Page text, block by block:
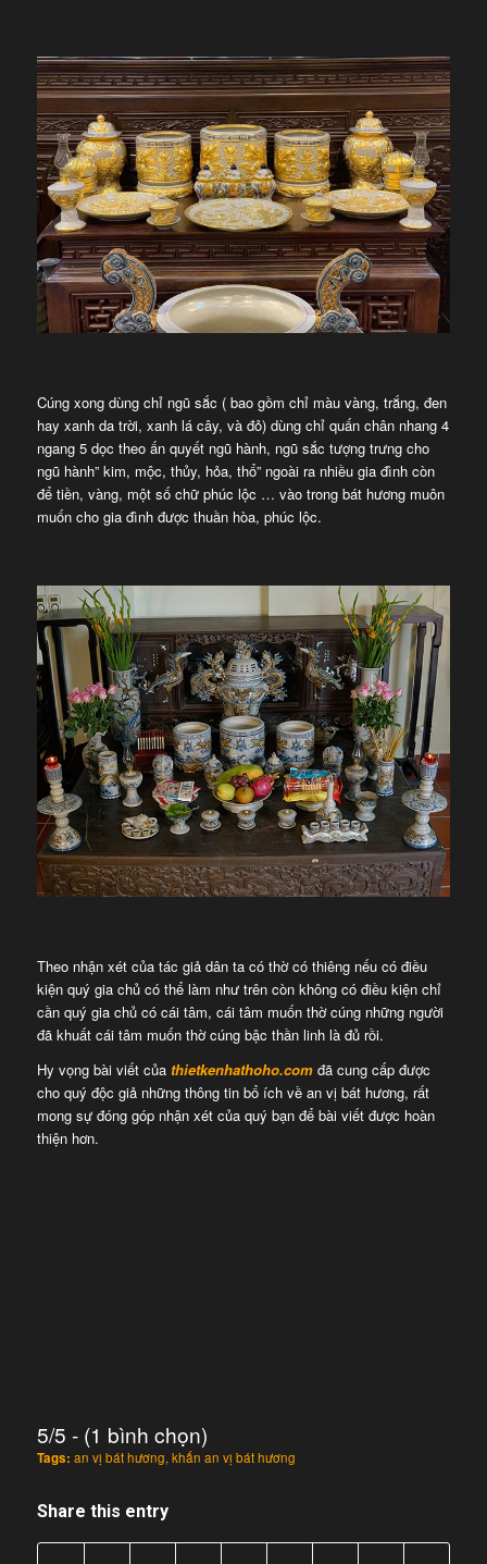
Cúng xong dùng chỉ ngũ sắc ( bao gồm chỉ màu vàng, trắng, đen
hay xanh da trời, xanh lá cây, và đỏ) dùng chỉ quấn chân nhang 4
ngang 5 dọc theo ấn quyết ngũ hành, ngũ sắc tượng trưng cho
ngũ hành” kim, mộc, thủy, hỏa, thổ” ngoài ra nhiều gia đình còn
để tiền, vàng, một số chữ phúc lộc … vào trong bát hương muôn
muốn cho gia đình được thuần hòa, phúc lộc.
Theo nhận xét của tác giả dân ta có thờ có thiêng nếu có điều
kiện quý gia chủ có thể làm như trên còn không có điều kiện chỉ
cần quý gia chủ có cái tâm, cái tâm muốn thờ cúng những người
đã khuất cái tâm muốn thờ cúng bậc thần linh là đủ rồi.
Hy vọng bài viết của thietkenhathoho.comđã cung cấp được
cho quý độc giả những thông tin bổ ích về an vị bát hương, rất
mong sự đóng góp nhận xét của quý bạn để bài viết được hoàn
thiện hơn.
5/5 - (1 bình chọn)
Tags: an vị bát hương, khấn an vị bát hương
Share this entry